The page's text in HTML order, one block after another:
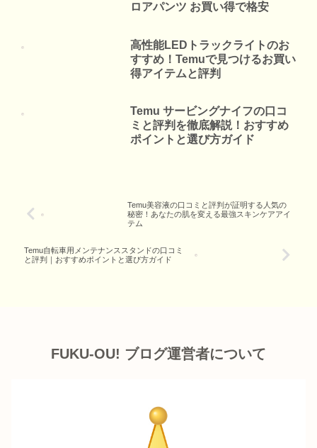
ロアパンツ お買い得で格安
高性能LEDトラックライトのお
すすめ！Temuで見つけるお買い
得アイテムと評判
Temu サービングナイフの口コ
ミと評判を徹底解説！おすすめ
ポイントと選び方ガイド
Temu美容液の口コミと評判が証明する人気の
秘密！あなたの肌を変える最強スキンケアアイ
テム
Temu自転車用メンテナンススタンドの口コミ
と評判｜おすすめポイントと選び方ガイド
FUKU-OU! ブログ運営者について